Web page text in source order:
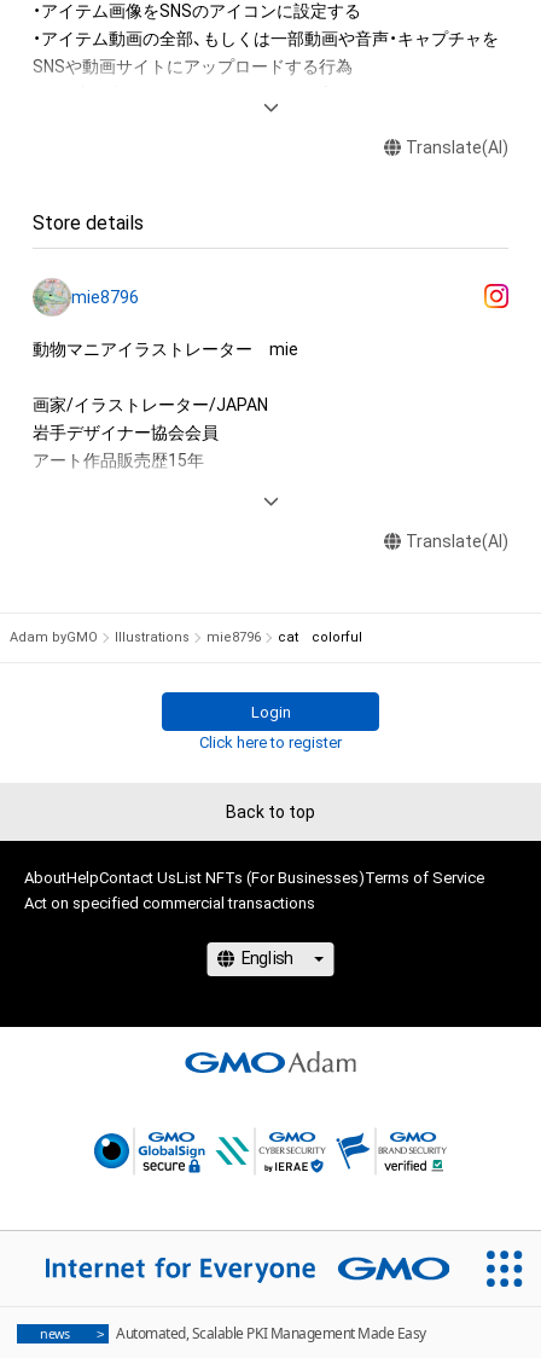
・アイテム画像をSNSのアイコンに設定する
・アイテム動画の全部、もしくは一部動画や音声・キャプチャを
SNSや動画サイトにアップロードする行為
・アイテムの画像を使用してメッセージカードを制作し友達に
する
アイテムに関する注意事項
・本アイテムに関する創作物(画像および映像、音楽、商標または
ロゴ等を含みますがこれらに限られません。)にかかる知的財産
産権(それらの権利を取得し、又はそれらの権利につき登録等を
出願する権利を含みます。)を意味します。)は、本アイテムの著
作権を有する方、著作隣接権の権利者またはその管理委託を受
を保有していたとしても、本アイテムに関する創作物にかかる
権を侵害するおそれのある行為(改変、公開、配布、逆コンパイ
せん。)を行うことはできません。
・本アイテムに関する創作物の利用については、公序良俗や法令
・本アイテムの購入、売却および利用に関して、購入者、売却者、
保有者、その他第三者が損害を被った場合、その損害がいかなる
原因で発生したものであっても、本アイテムの著作権を有する
方、著作隣接権の権利者またはその管理委託を受けている者は、
Translate(AI)
Store details
mie8796
動物マニアイラストレーター　mie
画家/イラストレーター/JAPAN
岩手デザイナー協会会員
アート作品販売歴15年
【好きなモチーフ】
Translate(AI)
Adam byGMO Illustrations mie8796 cat colorful
Login
Click here to register
Back to top
AboutHelpContact UsList NFTs (For Businesses)Terms of Service
Act on specified commercial transactions
news Automated, Scalable PKI Management Made Easy